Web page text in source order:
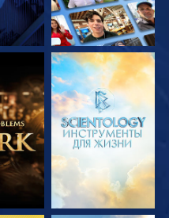
СМОТРЕТЬ
ПЕРЕДАЧИ